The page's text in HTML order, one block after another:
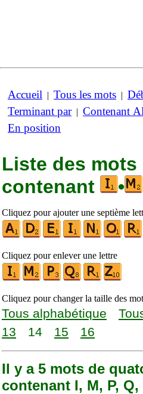
Accueil | Tous les mots |
Terminant par| Contenant
En position
Liste des mots
contenant
•
Cliquez pour ajouter une septième
Cliquez pour enlever une lettre
Cliquez pour changer la taille des
Tous alphabétique
13
14 15 16
Il y a 5 mots de
contenant I, M, P, Q,